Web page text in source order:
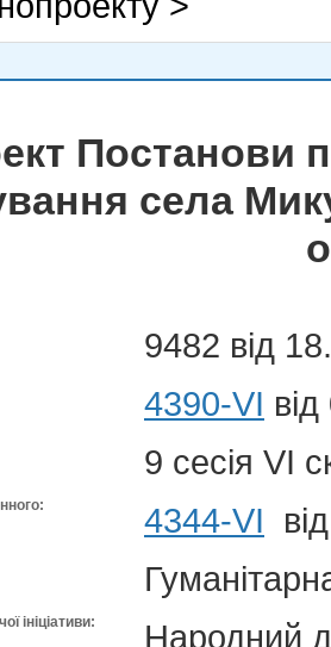
Постанови
села
9482 від
4390-VI
9 сесія VI
4344-VI
ініціативи: Народний